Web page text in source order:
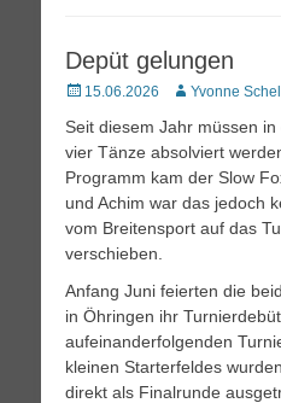
Depüt gelungen
Posted
15.06.2026 AutorYvonne
Seit diesem Jahr müssen
vier Tänze absolviert
Programm kam der Slow
und Achim war das jedoch
vom Breitensport auf das
verschieben.
Anfang Juni feierten die
in Öhringen ihr
aufeinanderfolgenden
kleinen Starterfeldes
direkt als Finalrunde